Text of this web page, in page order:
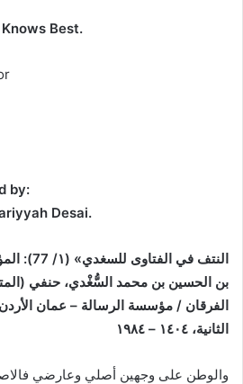
Best.
by:
h Desai.
«النتف في الفتاوى للسغدي» (١/ 77):
بن الحسين بن محمد السُّغْدي، حنفي (المتوفى:
الفرقان / مؤسسة الرسالة – عمان
الثانية، ١٤٠٤ – ١٩٨٤